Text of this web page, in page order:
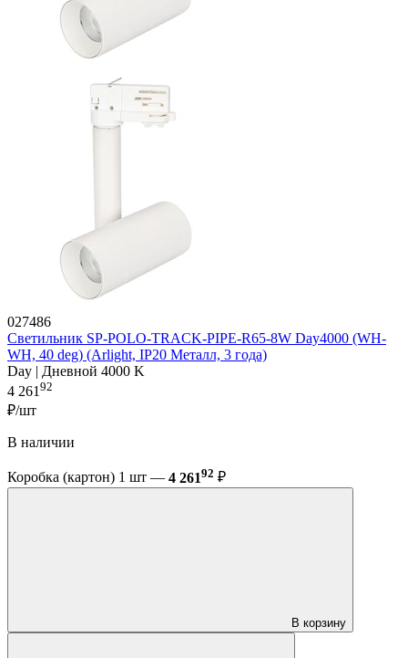
027486
Светильник SP-POLO-TRACK-PIPE-R65-8W Day4000 (WH-
WH, 40 deg) (Arlight, IP20 Металл, 3 года)
Day | Дневной 4000 K
4 26192
₽/шт
В наличии
Коробка (картон) 1 шт — 4 26192 ₽
В корзину